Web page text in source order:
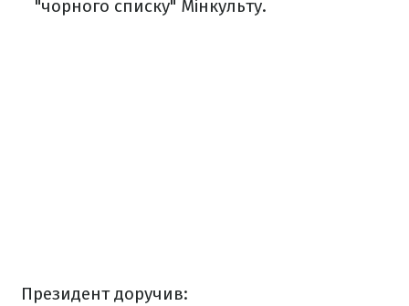
"чорного списку" Мінкульту.
Президент доручив: